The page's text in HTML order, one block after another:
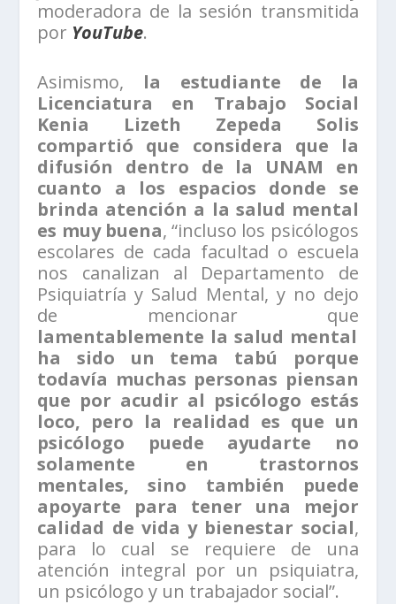
moderadora de la sesión transmitida
por YouTube.
Asimismo, la estudiante de la
Licenciatura en Trabajo Social
Kenia Lizeth Zepeda Solis
compartió que considera que la
difusión dentro de la UNAM en
cuanto a los espacios donde se
brinda atención a la salud mental
es muy buena, “incluso los psicólogos
escolares de cada facultad o escuela
nos canalizan al Departamento de
Psiquiatría y Salud Mental, y no dejo
de mencionar que
lamentablemente la salud mental
ha sido un tema tabú porque
todavía muchas personas piensan
que por acudir al psicólogo estás
loco, pero la realidad es que un
psicólogo puede ayudarte no
solamente en trastornos
mentales, sino también puede
apoyarte para tener una mejor
calidad de vida y bienestar social,
para lo cual se requiere de una
atención integral por un psiquiatra,
un psicólogo y un trabajador social”.